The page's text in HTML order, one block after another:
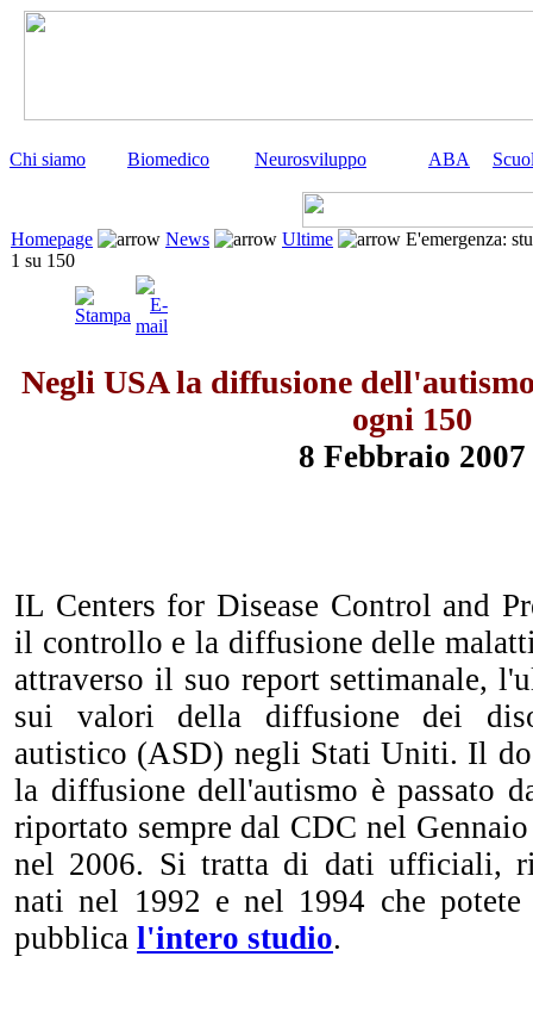
Chi siamo Biomedico Neurosviluppo ABA
Homepage News Ultime
E'emergenza:
1 su 150
Negli USA la diffusione
ogni 150
8 Febbraio 2007
IL Centers for Disease Control and
il controllo e la diffusione delle
attraverso il suo report settimanale,
sui valori della diffusione dei
autistico (ASD) negli Stati Uniti. Il
la diffusione dell'autismo è passato
riportato sempre dal CDC nel
nel 2006. Si tratta di dati ufficiali,
nati nel 1992 e nel 1994 che
pubblica l'intero studio.